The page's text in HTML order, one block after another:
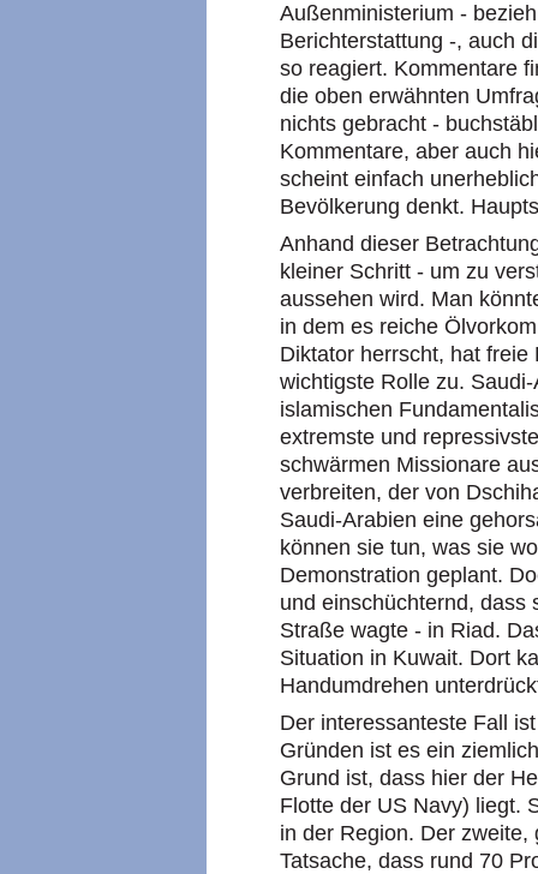
Außenministerium -
Berichterstattung -, auch
so reagiert. Kommentare
die oben erwähnten
nichts gebracht -
Kommentare, aber auch
scheint einfach
Bevölkerung denkt.
Anhand dieser
kleiner Schritt - um zu
aussehen wird. Man
in dem es reiche
Diktator herrscht, hat
wichtigste Rolle zu.
islamischen
extremste und
schwärmen Missionare
verbreiten, der von
Saudi-Arabien eine
können sie tun, was sie
Demonstration geplant.
und einschüchternd, dass
Straße wagte - in Riad.
Situation in Kuwait. Dort
Handumdrehen
Der interessanteste Fall
Gründen ist es ein
Grund ist, dass hier der
Flotte der US Navy) liegt.
in der Region. Der
Tatsache, dass rund 70